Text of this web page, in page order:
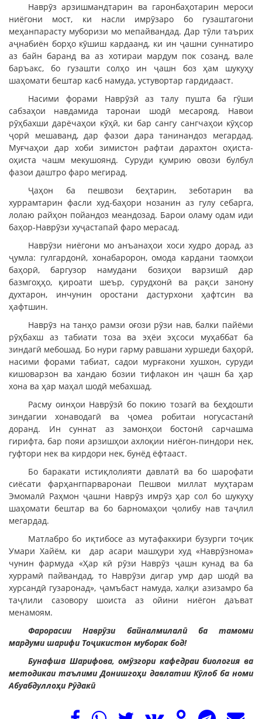
Наврӯз арзишмандтарин ва гаронбаҳотарин мероси
ниёгони мост, ки насли имрӯзаро бо гузаштагони
меҳанпарасту муборизи мо мепайвандад. Дар тӯли таърих
аҷнабиён борҳо кӯшиш кардаанд, ки ин ҷашни суннатиро
аз байн баранд ва аз хотираи мардум пок созанд, вале
баръакс, бо гузашти солҳо ин ҷашн боз ҳам шукуҳу
шаҳомати бештар касб намуда, устувортар гардидааст.
Насими форами Наврӯзӣ аз талу пушта ба гӯши
сабзаҳои навдамида таронаи шодӣ месарояд. Навои
рӯҳбахши дарёчаҳои кӯҳӣ, ки бар сангу сангчаҳои кӯҳсор
ҷорӣ мешаванд, дар фазои дара танинандоз мегардад.
Муғчаҳои дар хоби зимистон рафтаи дарахтон оҳиста-
оҳиста чашм мекушоянд. Суруди қумрию овози булбул
фазои даштро фаро мегирад.
Ҷаҳон ба пешвози беҳтарин, зеботарин ва
хуррамтарин фасли худ-баҳори нозанин аз гулу себарга,
лолаю райҳон пойандоз меандозад. Барои оламу одам иди
баҳор-Наврӯзи хуҷастапай фаро мерасад.
Наврӯзи ниёгони мо анъанаҳои хоси худро дорад, аз
ҷумла: гулгардонӣ, хонабаророн, омода кардани таомҳои
баҳорӣ, баргузор намудани бозиҳои варзишӣ дар
базмгоҳҳо, қироати шеър, сурудхонӣ ва рақси занону
духтарон, инчунин оростани дастурхони ҳафтсин ва
ҳафтшин.
Наврӯз на танҳо рамзи оғози рӯзи нав, балки пайёми
рӯҳбахш аз табиати тоза ва эҳёи эҳсоси муҳаббат ба
зиндагӣ мебошад. Бо нури гарму равшани хуршеди баҳорӣ,
насими форами табиат, садои мурғакони хушхон, суруди
кишоварзон ва хандаю бозии тифлакон ин ҷашн ба ҳар
хона ва ҳар маҳал шодӣ мебахшад.
Расму оинҳои Наврӯзӣ бо покию тозагӣ ва беҳдошти
зиндагии хонаводагӣ ва ҷомеа робитаи ногусастанӣ
доранд. Ин суннат аз замонҳои бостонӣ сарчашма
гирифта, бар пояи арзишҳои ахлоқии ниёгон-пиндори нек,
гуфтори нек ва кирдори нек, бунёд ёфтааст.
Бо баракати истиқлолияти давлатӣ ва бо шарофати
сиёсати фарҳангпарваронаи Пешвои миллат муҳтарам
Эмомалӣ Раҳмон ҷашни Наврӯз имрӯз ҳар сол бо шукуҳу
шаҳомати бештар ва бо барномаҳои ҷолибу нав таҷлил
мегардад.
Матлабро бо иқтибосе аз мутафаккири бузурги тоҷик
Умари Хайём, ки дар асари машҳури худ «Наврӯзнома»
чунин фармуда «Ҳар кӣ рӯзи Наврӯз ҷашн кунад ва ба
хуррамӣ пайвандад, то Наврӯзи дигар умр дар шодӣ ва
хурсандӣ гузаронад», ҷамъбаст намуда, халқи азизамро ба
таҷлили сазовору шоиста аз ойини ниёгон даъват
менамоям.
Фарорасии Наврӯзи байналмилалӣ ба тамоми
мардуми шарифи Тоҷикистон муборак бод!
Бунафша Шарифова, омӯзгори кафедраи биология ва
методикаи таълими Донишгоҳи давлатии Кӯлоб ба номи
Абуабдуллоҳи Рӯдакӣ